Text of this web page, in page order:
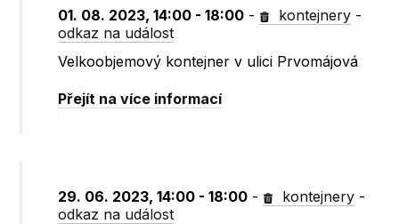
01. 08. 2023, 14:00 - 18:00 - kontejnery -
odkaz na událost
Velkoobjemový kontejner v ulici Prvomájová
Přejít na více informací
29. 06. 2023, 14:00 - 18:00 - kontejnery -
odkaz na událost